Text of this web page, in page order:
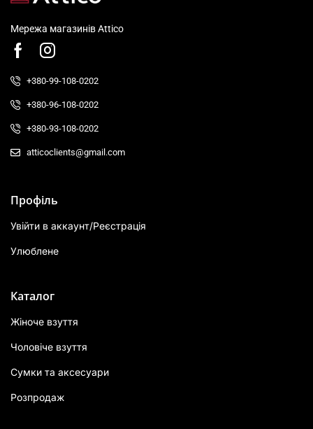
Мережа магазинів Attico
+380-99-108-0202
+380-96-108-0202
+380-93-108-0202
atticoclients@gmail.com
Профіль
Увійти в аккаунт/Реєстрація
Улюблене
Каталог
Жіноче взуття
Чоловіче взуття
Сумки та аксесуари
Розпродаж